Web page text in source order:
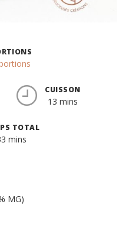
CUISSON
13 mins
TOTAL
mins
MG)